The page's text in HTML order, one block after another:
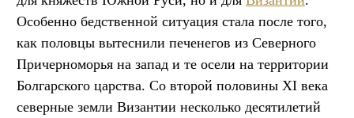
Особенно бедственной ситуация стала после того,
как половцы вытеснили печенегов из Северного
Причерноморья на запад и те осели на территории
Болгарского царства. Со второй половины XI века
северные земли Византии несколько десятилетий